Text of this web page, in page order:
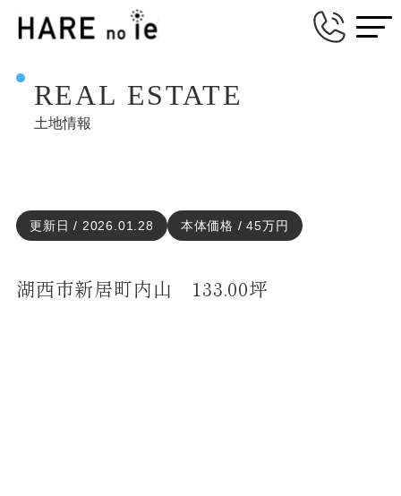
REAL ESTATE
土地情報
更新日 / 2026.01.28 本体価格 / 45万円
湖西市新居町内山 133.00坪